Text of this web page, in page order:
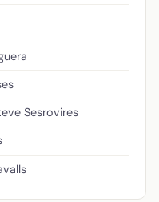
Sesrovires